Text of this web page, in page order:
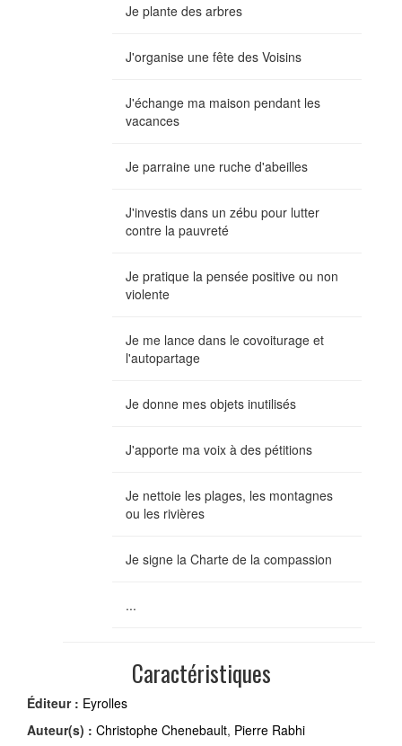
Je plante des arbres
J'organise une fête des Voisins
J'échange ma maison pendant les
vacances
Je parraine une ruche d'abeilles
J'investis dans un zébu pour lutter
contre la pauvreté
Je pratique la pensée positive ou non
violente
Je me lance dans le covoiturage et
l'autopartage
Je donne mes objets inutilisés
J'apporte ma voix à des pétitions
Je nettoie les plages, les montagnes
ou les rivières
Je signe la Charte de la compassion
...
Caractéristiques
Éditeur : Eyrolles
Auteur(s) : Christophe Chenebault, Pierre Rabhi